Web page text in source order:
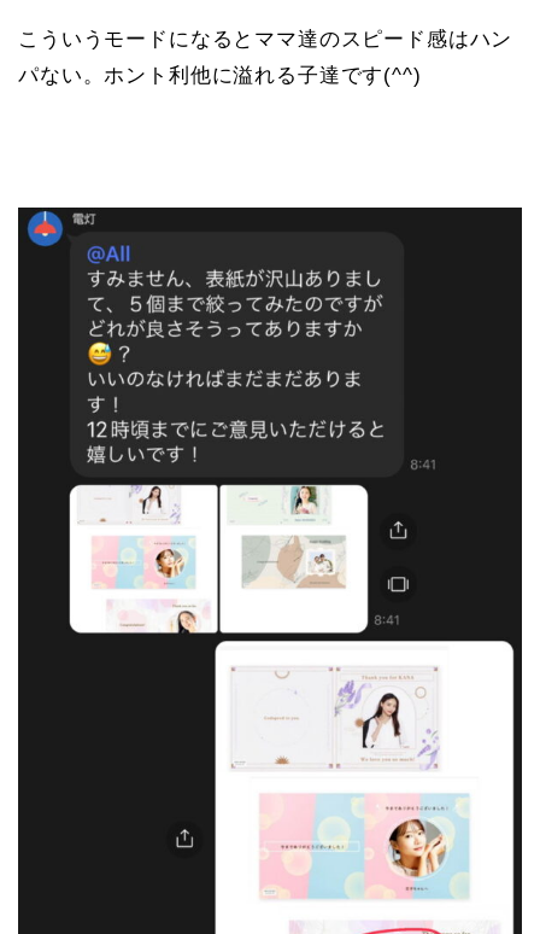
こういうモードになるとママ達のスピード感はハン
パない。ホント利他に溢れる子達です(^^)